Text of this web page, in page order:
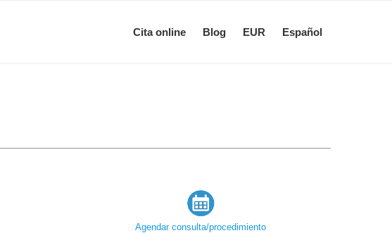
Cita online Blog EUR Español
Agendar consulta/procedimiento